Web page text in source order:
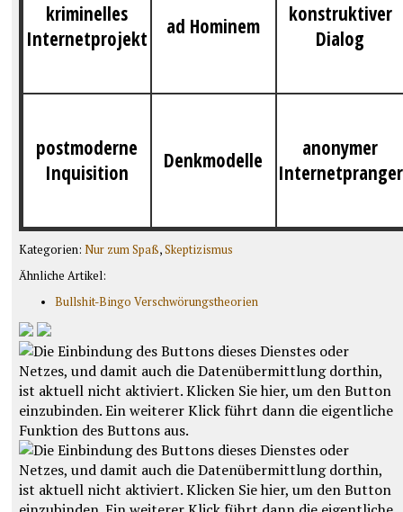
kriminelles
Internetprojekt
ad Hominem
konstruktiver
Dialog
postmoderne
Inquisition
Denkmodelle
anonymer
Internetpranger
Kategorien: Nur zum Spaß,Skeptizismus
Ähnliche Artikel:
Bullshit-Bingo Verschwörungstheorien